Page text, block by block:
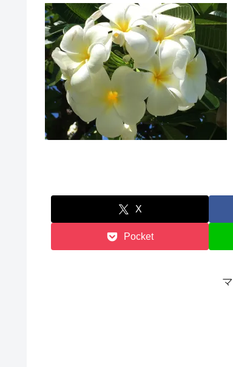
X
Pocket